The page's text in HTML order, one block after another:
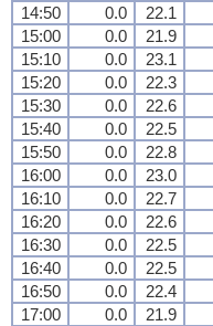
14:50 0.0 22.1
15:00
0.0 21.9
15:10
0.0 23.1
15:20
0.0 22.3
15:30
0.0 22.6
15:40
0.0 22.5
15:50
0.0 22.8
16:00
0.0 23.0
16:10
0.0 22.7
16:20
0.0 22.6
16:30
0.0 22.5
16:40
0.0 22.5
16:50
0.0 22.4
17:00
0.0 21.9